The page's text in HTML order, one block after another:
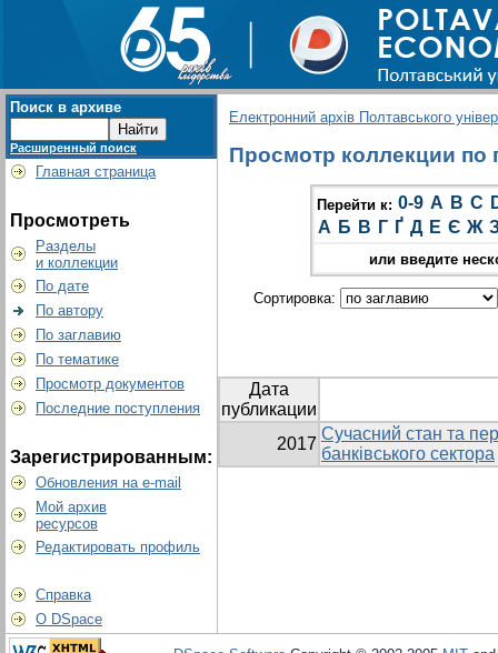
Поиск в архиве
Расширенный поиск
Главная страница
Просмотреть
Разделы
и коллекции
По дате
По автору
По заглавию
По тематике
Просмотр документов
Последние поступления
Зарегистрированным:
Обновления на e-mail
Мой архив
ресурсов
Редактировать профиль
Справка
О DSpace
Електронний архів Полтавського
Просмотр коллекции по
Перейти к: 0-9 A B C
А Б В Г Ґ Д Е Є Ж
или введите
Сортировка:
Дата
публикации
2017
Сучасний стан та
банківського сектора